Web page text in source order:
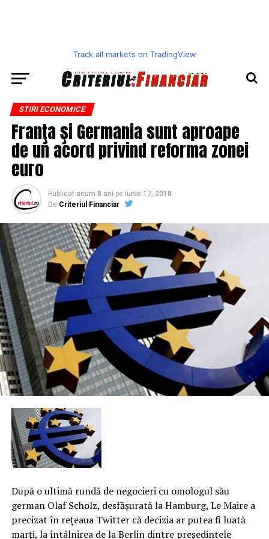
Track all markets on TradingView
STIRI ECONOMICE
Franţa şi Germania sunt aproape
de un acord privind reforma zonei
euro
Publicat acum 8 ani pe iunie 17, 2018
De Criteriul Financiar
După o ultimă rundă de negocieri cu omologul său
german Olaf Scholz, desfăşurată la Hamburg, Le Maire a
precizat în reţeaua Twitter că decizia ar putea fi luată
marţi, la întâlnirea de la Berlin dintre preşedintele